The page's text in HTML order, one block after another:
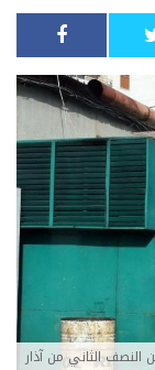
النصف الثاني من آذار